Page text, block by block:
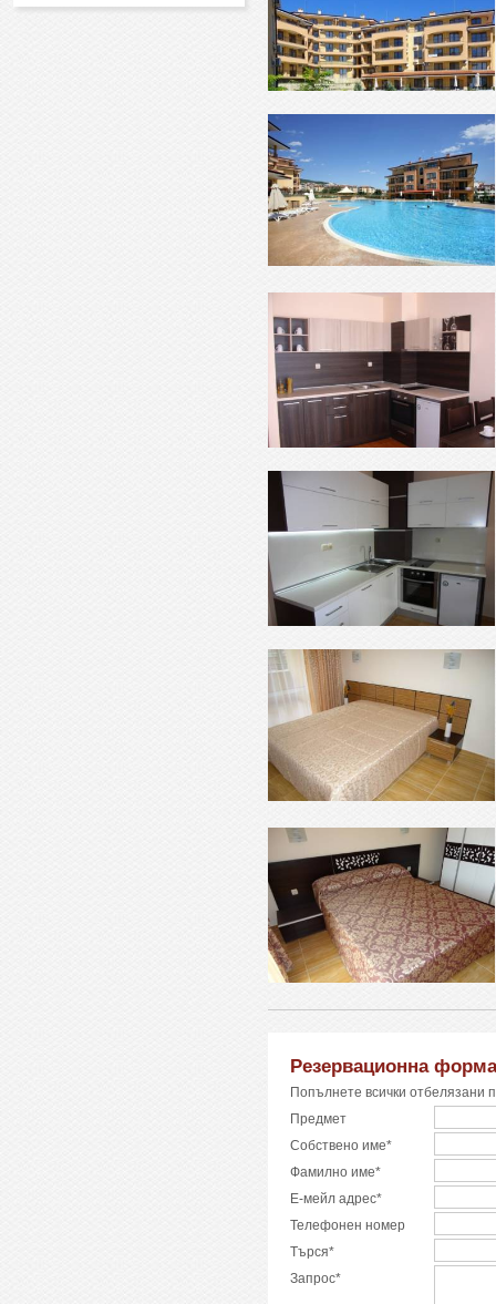
Резервационна форма
Попълнете всички отбелязани
Предмет
Собствено име*
Фамилно име*
Е-мейл адрес*
Телефонен номер
Търся*
Запрос*